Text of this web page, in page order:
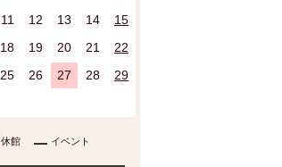
11 12 13 14
15
18 19 20 21
22
25 26 27 28
29
休館 イベント